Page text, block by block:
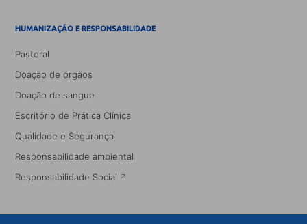
HUMANIZAÇÃO E RESPONSABILIDADE
Pastoral
Doação de órgãos
Doação de sangue
Escritório de Prática Clínica
Qualidade e Segurança
Responsabilidade ambiental
Responsabilidade Social